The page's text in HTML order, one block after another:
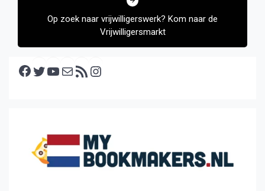
Op zoek naar vrijwilligerswerk? Kom naar de
Vrijwilligersmarkt
Facebook Twitter YouTube E-mail RSS feed